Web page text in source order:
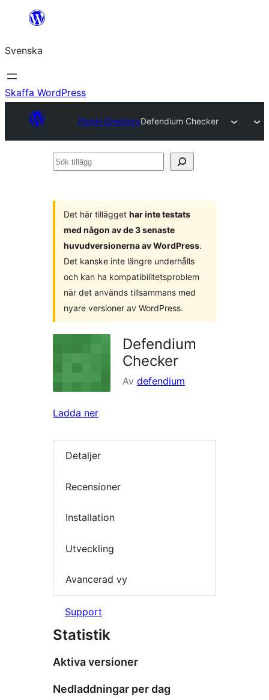
Hoppa
innehåll
Svenska
Skaffa WordPress
Plugin DirectoryDefendium Checker
Sök
Det här tillägget har inte testats
med någon av de 3 senaste
huvudversionerna av WordPress.
Det kanske inte längre underhålls
och kan ha kompatibilitetsproblem
när det används tillsammans med
nyare versioner av WordPress.
Defendium
Checker
Av defendium
Ladda ner
Detaljer
Recensioner
Installation
Utveckling
Avancerad vy
Support
Statistik
Aktiva versioner
Nedladdningar per dag